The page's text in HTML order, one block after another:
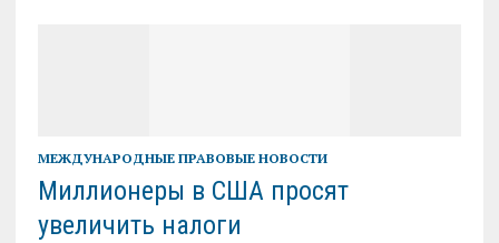
МЕЖДУНАРОДНЫЕ ПРАВОВЫЕ НОВОСТИ
Миллионеры в США просят
увеличить налоги